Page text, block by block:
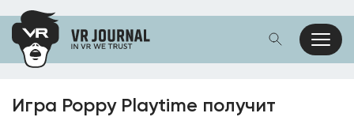
Игра Poppy Playtime получит